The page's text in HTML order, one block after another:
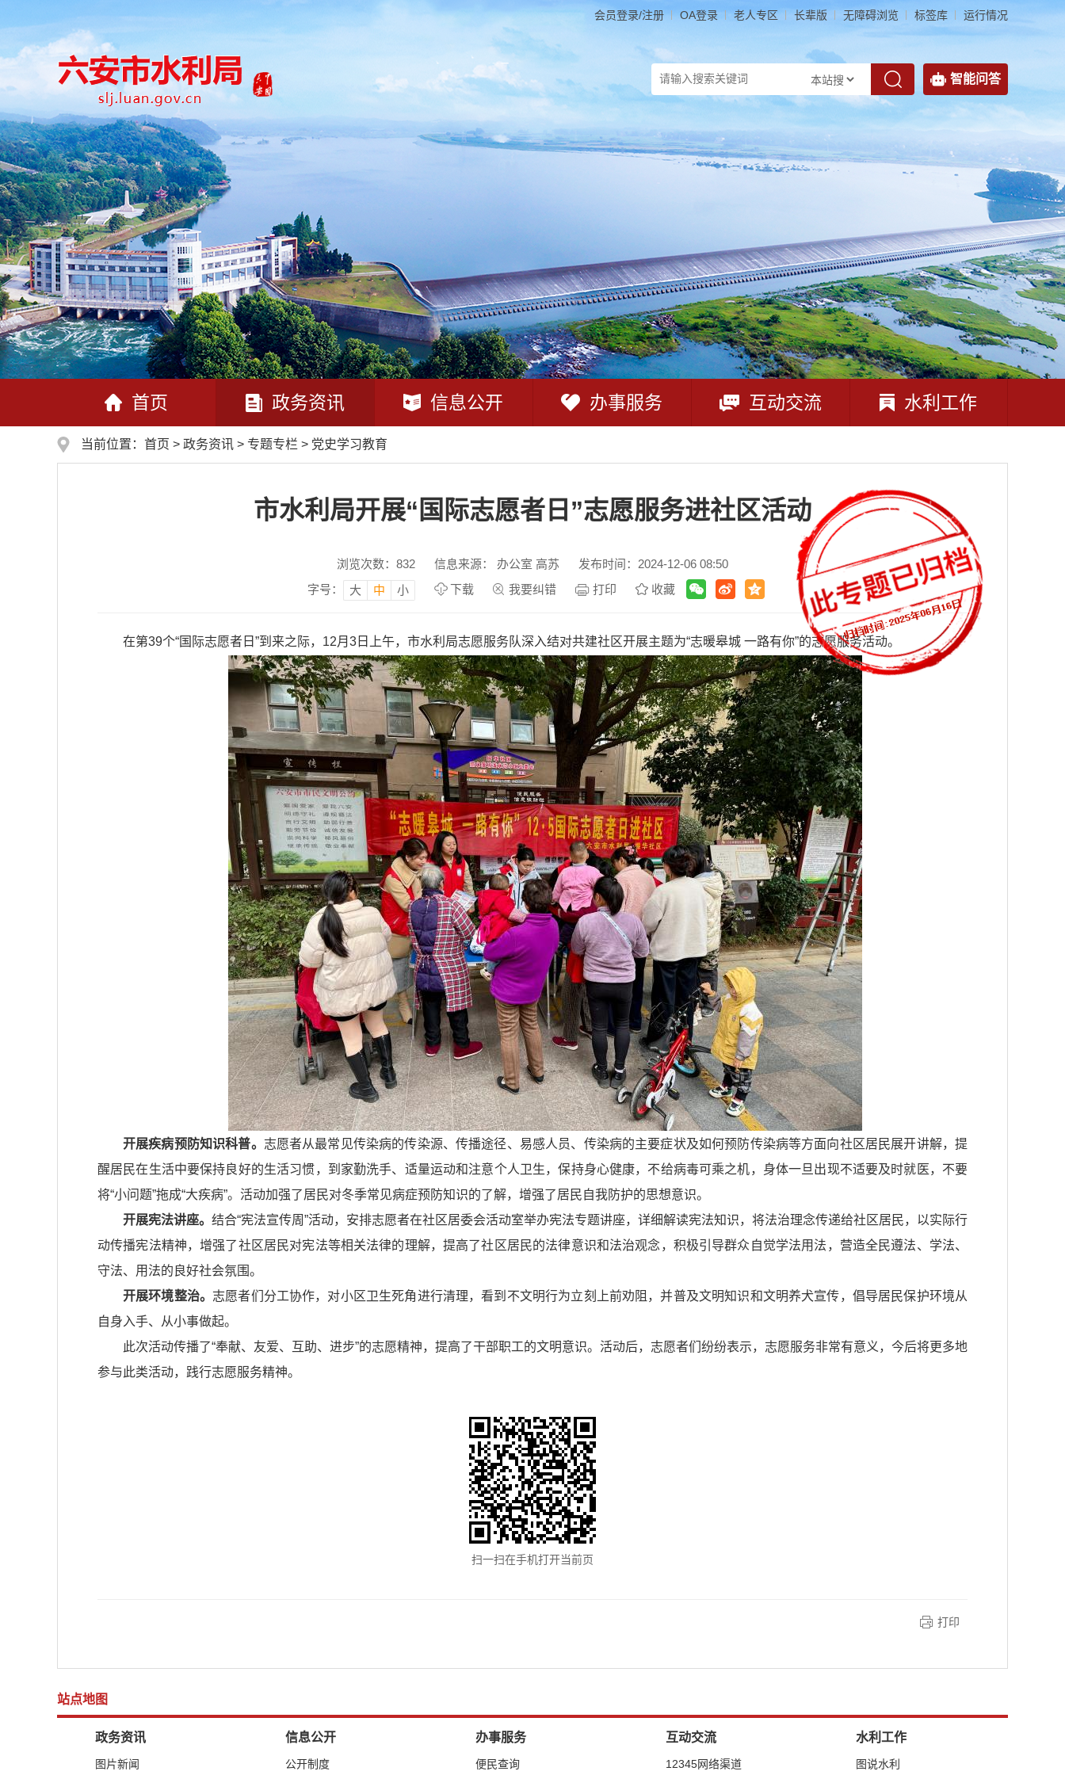
会员登录/注册 OA登录 老人专区 长辈版 无障碍浏览 标签库 运行情况
智能问答
首页 政务资讯 信息公开 办事服务 互动交流 水利工作
当前位置： 首页 > 政务资讯 > 专题专栏 > 党史学习教育
市水利局开展“国际志愿者日”志愿服务进社区活动
浏览次数： 832 信息来源： 办公室 高苏
发布时间：2024-12-06 08:50
字号：
大 中 小 下载 我要纠错 打印 收藏
在第39个“国际志愿者日”到来之际，12月3日上午，市水利局志愿服务队深入结对共建社区开展主题为“志暖皋城 一路有你”的志愿服务活动。
开展疾病预防知识科普。 志愿者从最常见传染病的传染源、传播途径、易感人员、传染病的主要症状及如何预防传染病等方面向社区居民展开讲解，提
醒居民在生活中要保持良好的生活习惯，到家勤洗手、适量运动和注意个人卫生，保持身心健康，不给病毒可乘之机，身体一旦出现不适要及时就医，不要
将“小问题”拖成“大疾病”。活动加强了居民对冬季常见病症预防知识的了解，增强了居民自我防护的思想意识。
开展宪法讲座。 结合“宪法宣传周”活动，安排志愿者在社区居委会活动室举办宪法专题讲座，详细解读宪法知识，将法治理念传递给社区居民，以实际行
动传播宪法精神，增强了社区居民对宪法等相关法律的理解，提高了社区居民的法律意识和法治观念，积极引导群众自觉学法用法，营造全民遵法、学法、
守法、用法的良好社会氛围。
开展环境整治。 志愿者们分工协作，对小区卫生死角进行清理，看到不文明行为立刻上前劝阻，并普及文明知识和文明养犬宣传，倡导居民保护环境从
自身入手、从小事做起。
此次活动传播了“奉献、友爱、互助、进步”的志愿精神，提高了干部职工的文明意识。活动后，志愿者们纷纷表示，志愿服务非常有意义，今后将更多地
参与此类活动，践行志愿服务精神。
扫一扫在手机打开当前页
打印
站点地图
政务资讯
图片新闻
信息公开
公开制度
办事服务
便民查询
互动交流
12345网络渠道
水利工作
图说水利